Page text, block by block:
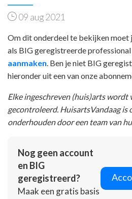
09 aug 2021
Om dit onderdeel te bekijken moet
als BIG geregistreerde
aanmaken . Ben je niet BIG
hieronder uit een van onze
Elke ingeschreven (huis)arts wordt
gecontroleerd. HuisartsVandaag
onderhouden door een team van
Nog geen account
en BIG
geregistreerd?
Maak een gratis basis